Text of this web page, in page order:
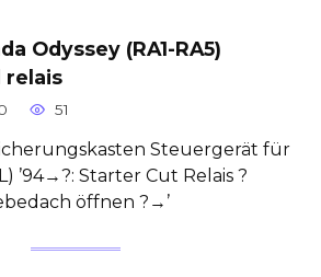
Odyssey (RA1-RA5)
relais
51
Steuergerät für
’94→?: Starter Cut Relais ?
öffnen ?→’